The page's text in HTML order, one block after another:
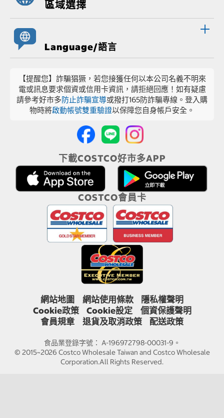
區域選擇
Language/語言
【提醒您】詐騙猖獗，若您接獲任何以本公司名義不明來
電或訊息要求個資或信用卡資訊，請拒絕回應！如有疑慮
請參考好市多防止詐騙宣導或撥打165防詐騙專線。登入購
物時將啟動帳號雙重驗證以保障您自身帳戶安全。
下載COSTCO好市多APP
COSTCO會員卡
網站地圖 網站使用條款
隱私權聲明
Cookie政策
Cookie設定
個資保護聲明
會員規章
退貨及取消政策 配送政策
食品業登錄字號： A-196972798-00031-9。
© 2015~2026 Costco Wholesale Taiwan and Costco Wholesale
Corporation.All Rights Reserved.